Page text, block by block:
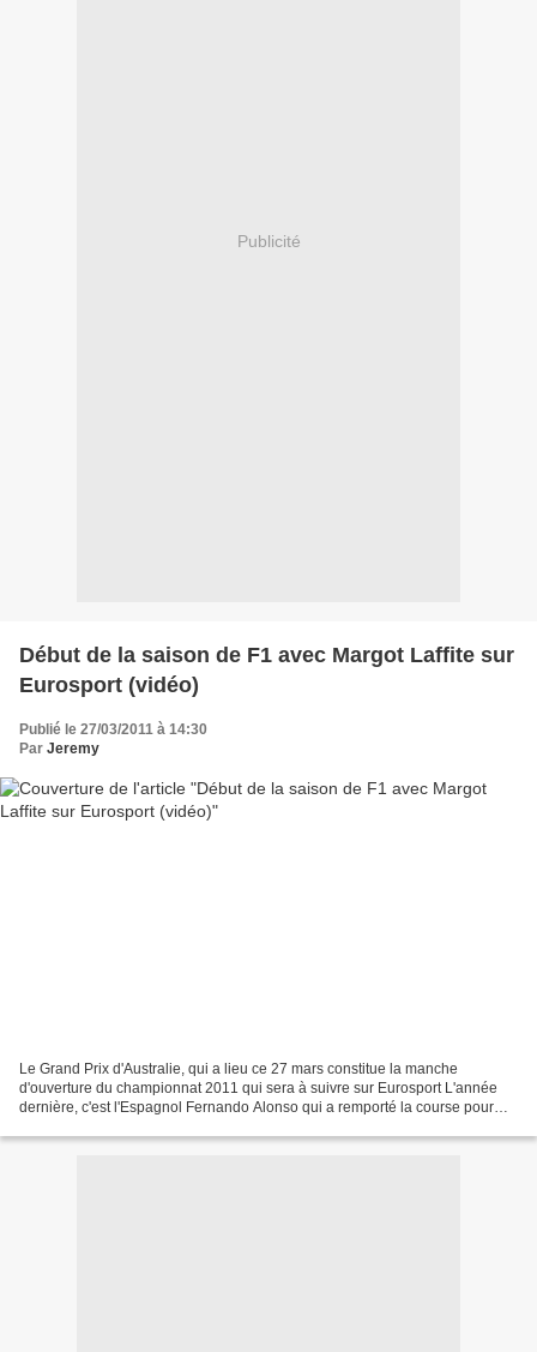
Publicité
Début de la saison de F1 avec Margot Laffite sur
Eurosport (vidéo)
Publié le 27/03/2011 à 14:30
Par Jeremy
Le Grand Prix d'Australie, qui a lieu ce 27 mars constitue la manche
d'ouverture du championnat 2011 qui sera à suivre sur Eurosport L'année
dernière, c'est l'Espagnol Fernando Alonso qui a remporté la course pour